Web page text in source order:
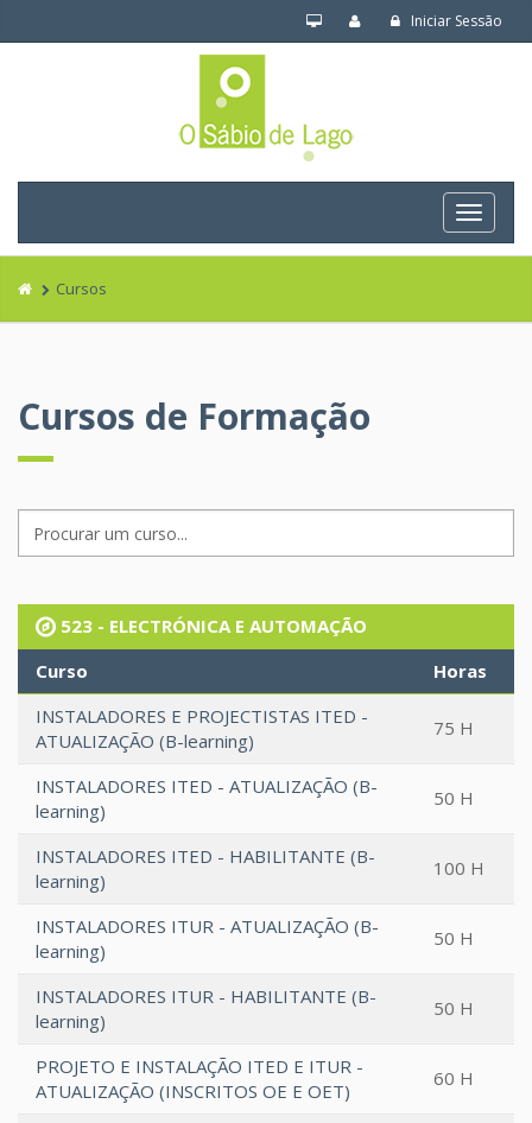
Iniciar Sessão
Cursos
Cursos de Formação
523 - ELECTRÓNICA E AUTOMAÇÃO
Curso
Horas
INSTALADORES E PROJECTISTAS ITED -
ATUALIZAÇÃO (B-learning)
75 H
INSTALADORES ITED - ATUALIZAÇÃO (B-
learning)
50 H
INSTALADORES ITED - HABILITANTE (B-
learning)
100 H
INSTALADORES ITUR - ATUALIZAÇÃO (B-
learning)
50 H
INSTALADORES ITUR - HABILITANTE (B-
learning)
50 H
PROJETO E INSTALAÇÃO ITED E ITUR -
ATUALIZAÇÃO (INSCRITOS OE E OET)
60 H